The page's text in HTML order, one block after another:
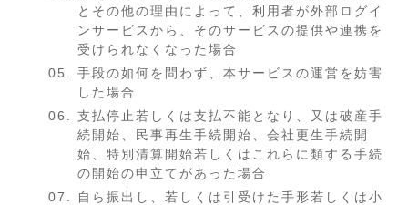
とその他の理由によって、利用者が外部ログイ
ンサービスから、そのサービスの提供や連携を
受けられなくなった場合
手段の如何を問わず、本サービスの運営を妨害
した場合
支払停止若しくは支払不能となり、又は破産手
続開始、民事再生手続開始、会社更生手続開
始、特別清算開始若しくはこれらに類する手続
の開始の申立てがあった場合
自ら振出し、若しくは引受けた手形若しくは小